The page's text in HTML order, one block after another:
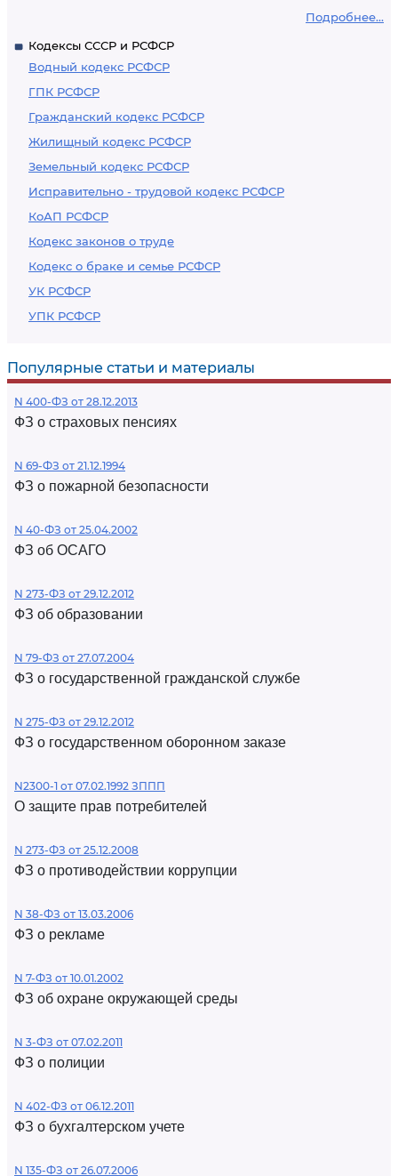
Подробнее...
Кодексы СССР и РСФСР
Водный кодекс РСФСР
ГПК РСФСР
Гражданский кодекс РСФСР
Жилищный кодекс РСФСР
Земельный кодекс РСФСР
Исправительно - трудовой кодекс РСФСР
КоАП РСФСР
Кодекс законов о труде
Кодекс о браке и семье РСФСР
УК РСФСР
УПК РСФСР
Популярные статьи и материалы
N 400-ФЗ от 28.12.2013
ФЗ о страховых пенсиях
N 69-ФЗ от 21.12.1994
ФЗ о пожарной безопасности
N 40-ФЗ от 25.04.2002
ФЗ об ОСАГО
N 273-ФЗ от 29.12.2012
ФЗ об образовании
N 79-ФЗ от 27.07.2004
ФЗ о государственной гражданской службе
N 275-ФЗ от 29.12.2012
ФЗ о государственном оборонном заказе
N2300-1 от 07.02.1992 ЗППП
О защите прав потребителей
N 273-ФЗ от 25.12.2008
ФЗ о противодействии коррупции
N 38-ФЗ от 13.03.2006
ФЗ о рекламе
N 7-ФЗ от 10.01.2002
ФЗ об охране окружающей среды
N 3-ФЗ от 07.02.2011
ФЗ о полиции
N 402-ФЗ от 06.12.2011
ФЗ о бухгалтерском учете
N 135-ФЗ от 26.07.2006